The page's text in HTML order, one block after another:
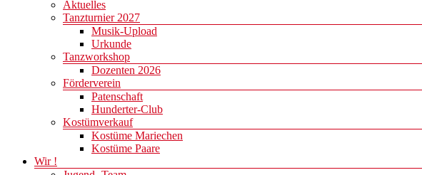
Aktuelles
Tanzturnier 2027
Musik-Upload
Urkunde
Tanzworkshop
Dozenten 2026
Förderverein
Patenschaft
Hunderter-Club
Kostümverkauf
Kostüme Mariechen
Kostüme Paare
Wir !